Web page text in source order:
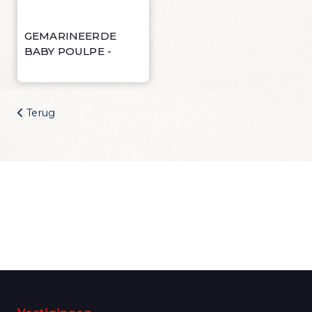
Wijn Fishwives Merlot
Wijn Fishwives Rose
Wijn Les Rochers Catharaes Chardonnay
Wijn Tonno Syrah
GEMARINEERDE
BABY POULPE -
Terug